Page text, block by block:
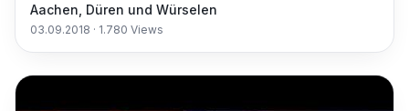
Aachen, Düren und Würselen
03.09.2018 · 1.780 Views